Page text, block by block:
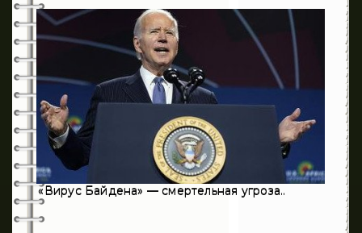
Флебология 1
Эндокринология 16
Хирургия
«Вирус Байдена» — смертельная угроза..